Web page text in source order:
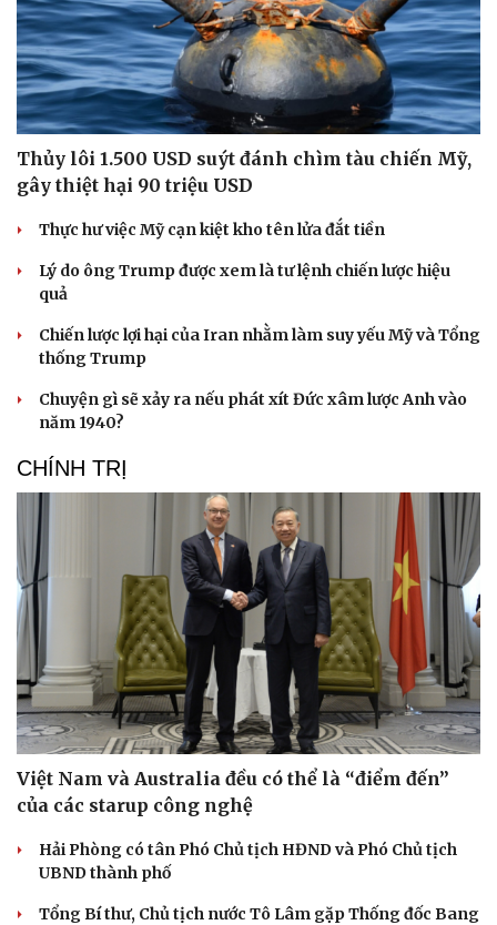
Cải chính
Thủy lôi 1.500 USD suýt đánh chìm tàu chiến Mỹ,
gây thiệt hại 90 triệu USD
Thực hư việc Mỹ cạn kiệt kho tên lửa đắt tiền
Lý do ông Trump được xem là tư lệnh chiến lược hiệu
quả
Chiến lược lợi hại của Iran nhằm làm suy yếu Mỹ và Tổng
thống Trump
Chuyện gì sẽ xảy ra nếu phát xít Đức xâm lược Anh vào
năm 1940?
CHÍNH TRỊ
Việt Nam và Australia đều có thể là “điểm đến”
của các starup công nghệ
Hải Phòng có tân Phó Chủ tịch HĐND và Phó Chủ tịch
UBND thành phố
Tổng Bí thư, Chủ tịch nước Tô Lâm gặp Thống đốc Bang